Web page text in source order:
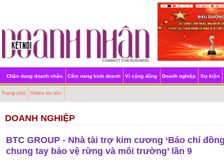
Chân dung doanh nhân Cẩm nang kinh doanh Vì cộng đồng Doanh nghiệp Sự kiện
Trang chủ Video tin tức
DOANH NGHIỆP
BTC GROUP - Nhà tài trợ kim cương ‘Báo chí
chung tay bảo vệ rừng và môi trường’ lần 9